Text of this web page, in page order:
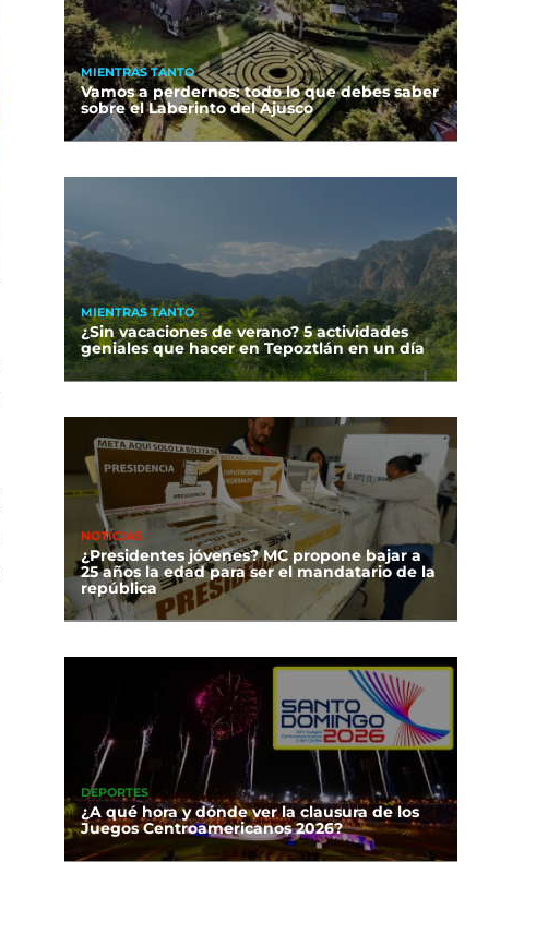
MIENTRAS TANTO
Vamos a perdernos: todo lo que debes saber
sobre el Laberinto del Ajusco
MIENTRAS TANTO
¿Sin vacaciones de verano? 5 actividades
geniales que hacer en Tepoztlán en un día
NOTICIAS
¿Presidentes jóvenes? MC propone bajar a
25 años la edad para ser el mandatario de la
república
DEPORTES
¿A qué hora y dónde ver la clausura de los
Juegos Centroamericanos 2026?